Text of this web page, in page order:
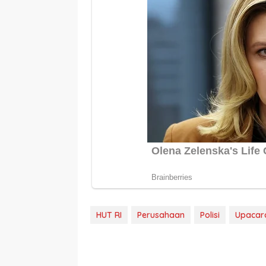
HUT RI Perusahaan Polisi